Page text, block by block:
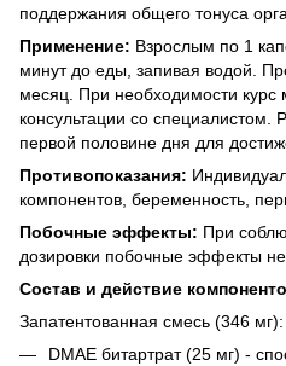
поддержания общего тонуса
Применение: Взрослым по 1
минут до еды, запивая водой.
месяц. При необходимости курс
консультации со специалистом.
первой половине дня для
Противопоказания:
компонентов, беременность,
Побочные эффекты: При
дозировки побочные эффекты
​Состав и действие
Запатентованная смесь (346 мг):
DMAE битартрат (25 мг) -